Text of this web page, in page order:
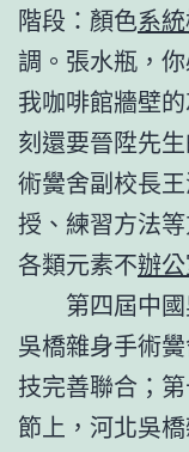
階段：顏色系
調。張水瓶，
我咖啡館牆壁
刻還要晉陞先
術黌舍副校長
授、練習方法
各類元素不辦
第四屆中
吳橋雜身手術
技完善聯合；
節上，河北吳